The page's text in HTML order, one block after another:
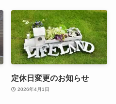
定休日変更のお知らせ
2026年4月1日